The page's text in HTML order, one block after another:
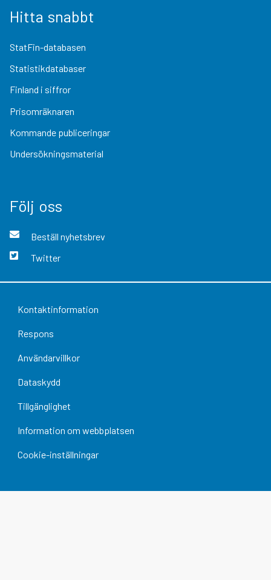
Hitta snabbt
StatFin-databasen
Statistikdatabaser
Finland i siffror
Prisomräknaren
Kommande publiceringar
Undersökningsmaterial
Följ oss
Beställ nyhetsbrev
Twitter
Kontaktinformation
Respons
Användarvillkor
Dataskydd
Tillgänglighet
Information om webbplatsen
Cookie-inställningar